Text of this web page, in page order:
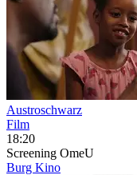
Austroschwarz
Film
18:20
Screening OmeU
Burg Kino